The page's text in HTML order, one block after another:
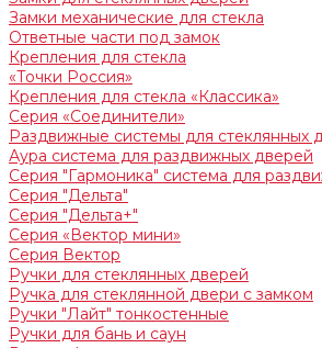
Замки механические для стекла
Ответные части под замок
Крепления для стекла
«Точки Россия»
Крепления для стекла «Классика»
Серия «Соединители»
Раздвижные системы для стеклянных
Аура система для раздвижных дверей
Серия "Гармоника" система для
Серия "Дельта"
Серия "Дельта+"
Серия «Вектор мини»
Серия Вектор
Ручки для стеклянных дверей
Ручка для стеклянной двери с замком
Ручки "Лайт" тонкостенные
Ручки для бань и саун